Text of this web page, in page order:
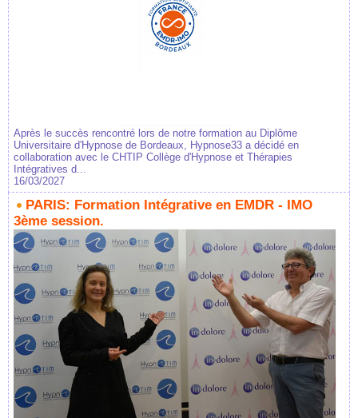
Après le succès rencontré lors de notre formation au Diplôme
Universitaire d'Hypnose de Bordeaux, Hypnose33 a décidé en
collaboration avec le CHTIP Collège d'Hypnose et Thérapies
Intégratives d...
16/03/2027
PARIS: Formation Intégrative en EMDR - IMO
3ème session.